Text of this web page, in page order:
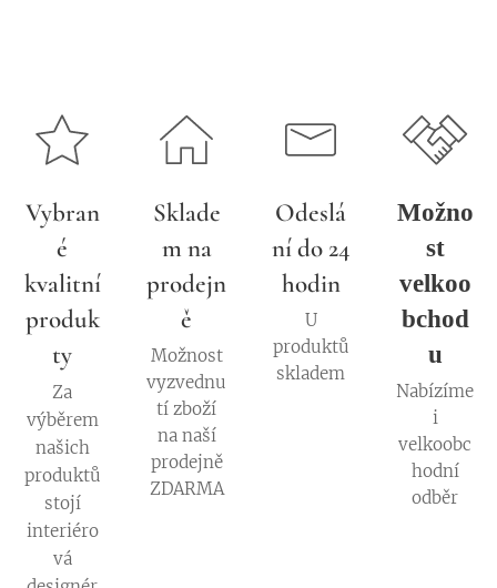
Vybran
é
kvalitní
produk
ty
Za
výběrem
našich
produktů
stojí
interiéro
vá
Sklade
m na
prodejn
ě
Možnost
vyzvednu
tí zboží
na naší
prodejně
ZDARMA
Odeslá
ní do 24
hodin
U
produktů
skladem
Možno
st
velkoo
bchod
u
Nabízíme
i
velkoobc
hodní
odběr